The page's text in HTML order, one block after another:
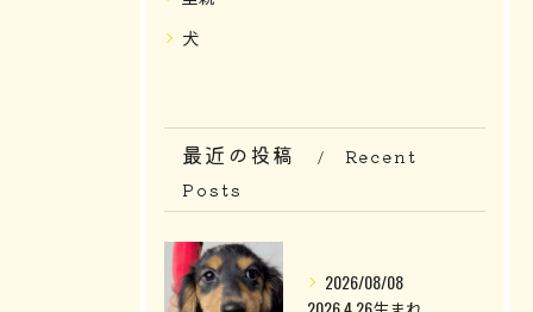
犬
最近の投稿
Recent
Posts
2026/08/08